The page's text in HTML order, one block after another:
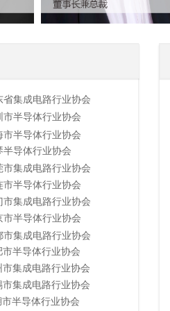
市半导体行业协会
市集成电路行业协会
市集成电路行业协会
省集成电路行业协会
市半导体行业协会
市半导体行业协会
市集成电路行业协会
市半导体行业协会
市集成电路行业协会
市半导体行业协会
市集成电路行业协会
半导体行业协会
市半导体行业协会